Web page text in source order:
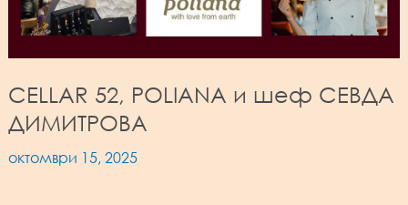
CELLAR 52, POLIANA и шеф СЕВДА
ДИМИТРОВА
октомври 15, 2025